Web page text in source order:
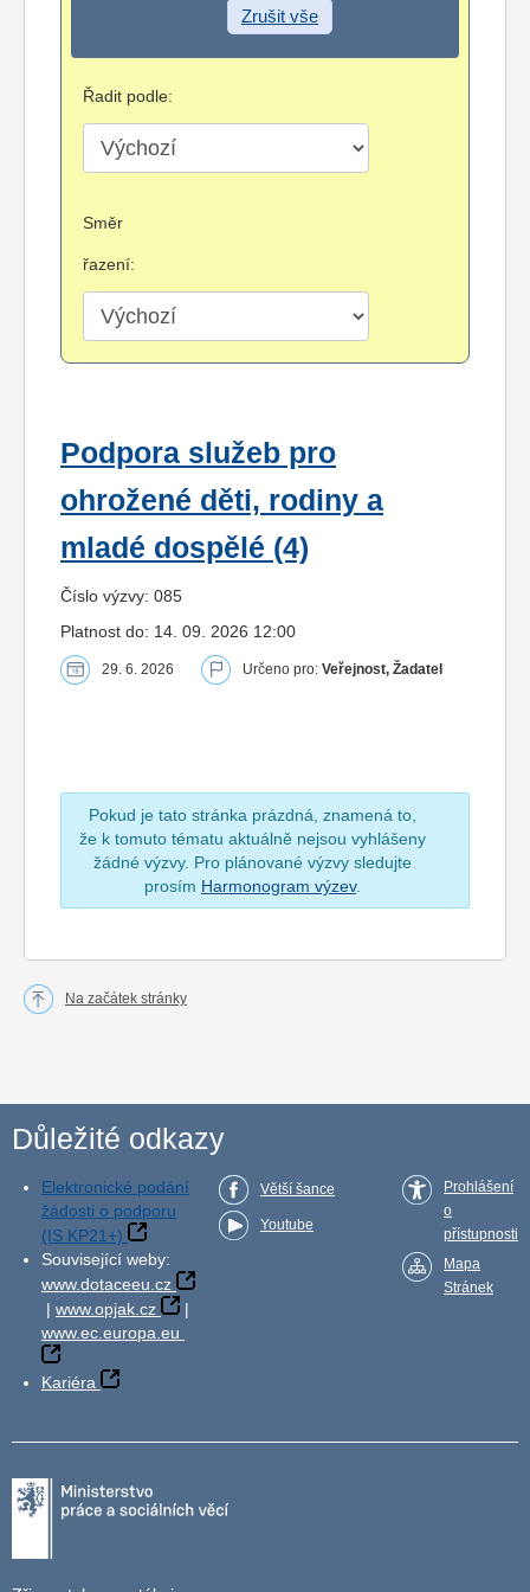
Zrušit vše
Řadit podle:
Směr
řazení:
Podpora služeb pro
ohrožené děti, rodiny a
mladé dospělé (4)
Číslo výzvy: 085
Platnost do: 14. 09. 2026 12:00
29. 6. 2026 Určeno pro: Veřejnost, Žadatel
Pokud je tato stránka prázdná, znamená to,
že k tomuto tématu aktuálně nejsou vyhlášeny
žádné výzvy. Pro plánované výzvy sledujte
prosím Harmonogram výzev.
Na začátek stránky
Důležité odkazy
Elektronické podání
žádosti o podporu
(IS KP21+)
Související weby:
www.dotaceeu.cz
| www.opjak.cz
|
www.ec.europa.eu
Kariéra
Větší šance
Youtube
Prohlášení
o
přístupnosti
Mapa
Stránek